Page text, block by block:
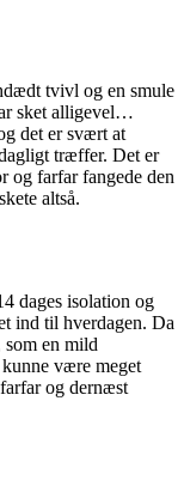
tvivl og en smule
sket alligevel…
det er svært at
træffer. Det er
og farfar fangede den
altså.
dages isolation og
ind til hverdagen. Da
som en mild
være meget
og dernæst